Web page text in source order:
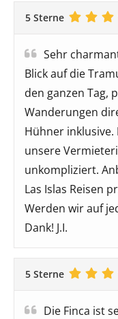
5 Sterne
Sehr
Blick auf die
den ganzen Tag,
Wanderungen
Hühner
unsere
unkompliziert.
Las Islas Reisen
Werden wir auf
Dank! J.I.
5 Sterne
Die Finca ist